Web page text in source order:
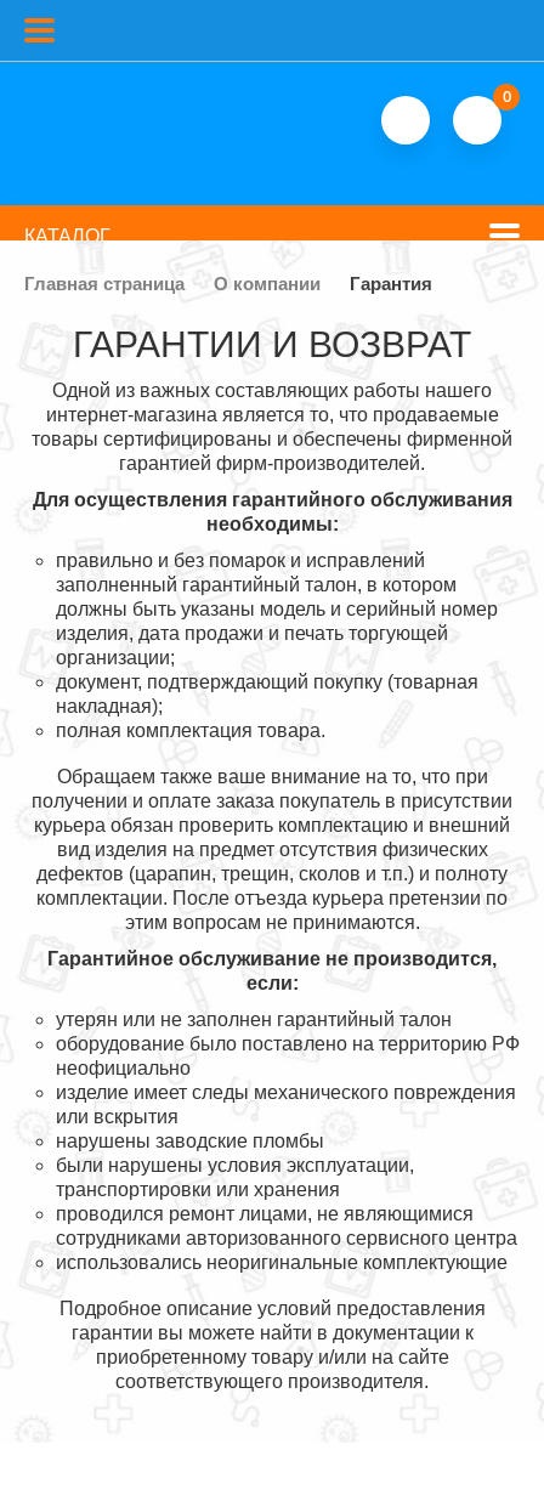
0
КАТАЛОГ
Главная страница О компании Гарантия
ГАРАНТИИ И ВОЗВРАТ
Одной из важных составляющих работы нашего
интернет-магазина является то, что продаваемые
товары сертифицированы и обеспечены фирменной
гарантией фирм-производителей.
Для осуществления гарантийного обслуживания
необходимы:
правильно и без помарок и исправлений
заполненный гарантийный талон, в котором
должны быть указаны модель и серийный номер
изделия, дата продажи и печать торгующей
организации;
документ, подтверждающий покупку (товарная
накладная);
полная комплектация товара.
Обращаем также ваше внимание на то, что при
получении и оплате заказа покупатель в присутствии
курьера обязан проверить комплектацию и внешний
вид изделия на предмет отсутствия физических
дефектов (царапин, трещин, сколов и т.п.) и полноту
комплектации. После отъезда курьера претензии по
этим вопросам не принимаются.
Гарантийное обслуживание не производится,
если:
утерян или не заполнен гарантийный талон
оборудование было поставлено на территорию РФ
неофициально
изделие имеет следы механического повреждения
или вскрытия
нарушены заводские пломбы
были нарушены условия эксплуатации,
транспортировки или хранения
проводился ремонт лицами, не являющимися
сотрудниками авторизованного сервисного центра
использовались неоригинальные комплектующие
Подробное описание условий предоставления
гарантии вы можете найти в документации к
приобретенному товару и/или на сайте
соответствующего производителя.